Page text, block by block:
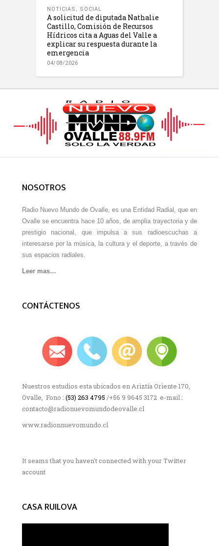
NOTICIAS , SOCIAL
A solicitud de diputada Nathalie
Castillo, Comisión de Recursos
Hídricos cita a Aguas del Valle a
explicar su respuesta durante la
emergencia
04/08/2026
NOSOTROS
Radio Nuevo Mundo de Ovalle, es una Entidad Radial, que en
Ovalle se encuentra hace 10 años, de amplia trayectoria y de
prestigio nacional, que impulsa a sus radioescuchas a
interesarse por la música, la cultura y el deporte, a través de
sus espacios radiales.
Leer mas…
CONTÁCTENOS
Nuestros estudios esta ubicados en Ariztía Oriente 170,
Ovalle, Fono : (53) 263 4795 /+56 9 9645 3172 e-mail :
contacto@radionuevomundodeovalle.cl
www.radionnuevomundo.cl
It seams that you haven't connected with your Twitter
account
CASA RUILOVA